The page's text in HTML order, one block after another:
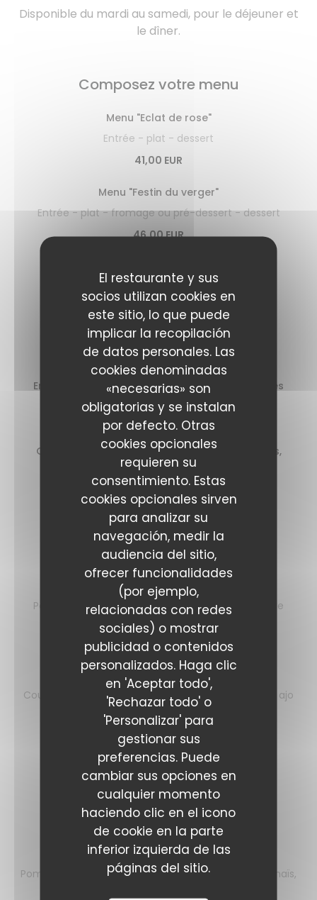
El restaurante y sus
socios utilizan cookies en
este sitio, lo que puede
implicar la recopilación
de datos personales. Las
cookies denominadas
«necesarias» son
obligatorias y se instalan
por defecto. Otras
cookies opcionales
requieren su
consentimiento. Estas
cookies opcionales sirven
para analizar su
navegación, medir la
audiencia del sitio,
ofrecer funcionalidades
(por ejemplo,
relacionadas con redes
sociales) o mostrar
publicidad o contenidos
personalizados. Haga clic
en 'Aceptar todo',
'Rechazar todo' o
'Personalizar' para
gestionar sus
preferencias. Puede
cambiar sus opciones en
cualquier momento
haciendo clic en el icono
de cookie en la parte
inferior izquierda de las
páginas del sitio.
Disponible du mardi au samedi, pour le déjeuner et
le dîner.
Composez votre menu
Menu "Eclat de rose"
Entrée - plat - dessert
41,00 EUR
Menu "Festin du verger"
Entrée - plat - fromage ou pré-dessert - dessert
46,00 EUR
Les entrées
Ceviche de gambas à l’huile de coriandre,
guacamole, sauce leche de tigre
14,00 EUR
Encornet, coulis de piquillos au chorizo, tomates
cerises au basilic
14,00 EUR
Gratons de ris de veau, purée de fèves, cerises,
siphon de roquette
16,00 EUR
+2€ MENUS.
Les plats
Thon à l’huile de menthe
Petits pois et haricots verts, pêches grillées, beurre
nantais
24,00 EUR
Retour de la criée
Courgettes à la verveine, pomme dauphine, sauce ajo
blanco
29,00 EUR
+5€ MENUS.
Filet mignon ibérique fumé
Aubergine confite, pois chiches, féta au zaatar
24,00 EUR
Filet de bœuf
Pommes grenailles façon sarladaise, girolles, mini-maïs,
La cuisine de Mam